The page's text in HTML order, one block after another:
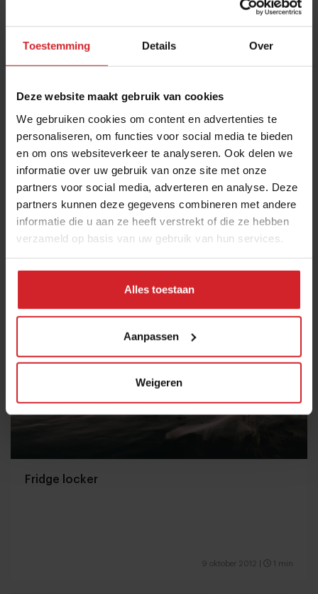
Toestemming Details Over
Deze website maakt gebruik van cookies
We gebruiken cookies om content en advertenties te
personaliseren, om functies voor social media te bieden
en om ons websiteverkeer te analyseren. Ook delen we
informatie over uw gebruik van onze site met onze
partners voor social media, adverteren en analyse. Deze
partners kunnen deze gegevens combineren met andere
informatie die u aan ze heeft verstrekt of die ze hebben
verzameld op basis van uw gebruik van hun services.
Alles toestaan
Aanpassen
Weigeren
Dieetwijn
9 oktober 2012| 1 min
Fridge locker
9 oktober 2012 1 min